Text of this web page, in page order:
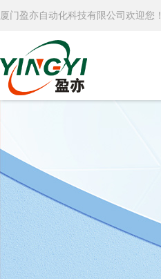
厦门盈亦自动化科技有限公司欢迎您！